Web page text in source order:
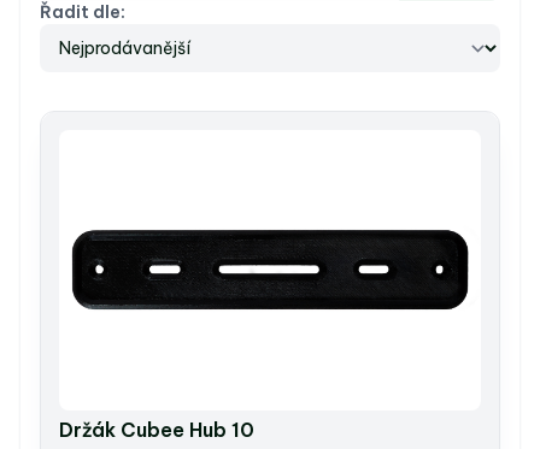
Řadit dle:
Držák Cubee Hub 10